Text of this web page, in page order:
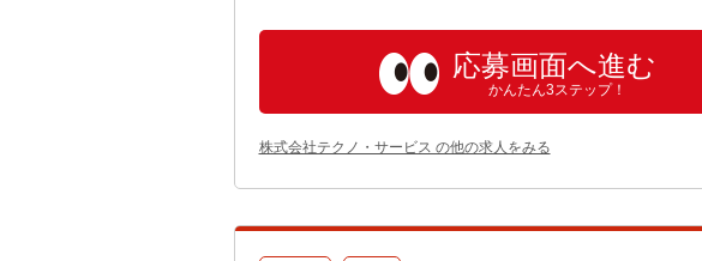
応募画面へ進む
かんたん3ステップ！
株式会社テクノ・サービス の他の求人をみる